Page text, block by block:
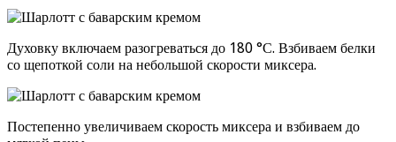
Духовку включаем разогреваться до 180 °С. Взбиваем белки
со щепоткой соли на небольшой скорости миксера.
Постепенно увеличиваем скорость миксера и взбиваем до